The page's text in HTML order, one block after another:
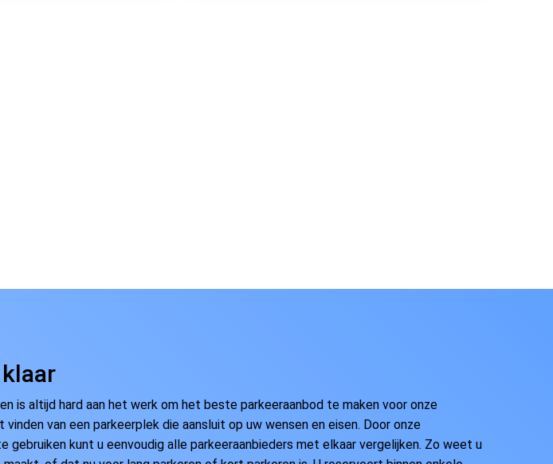
is altijd hard aan het werk om het beste parkeeraanbod te maken voor onze
van een parkeerplek die aansluit op uw wensen en eisen. Door onze
gebruiken kunt u eenvoudig alle parkeeraanbieders met elkaar vergelijken. Zo weet u